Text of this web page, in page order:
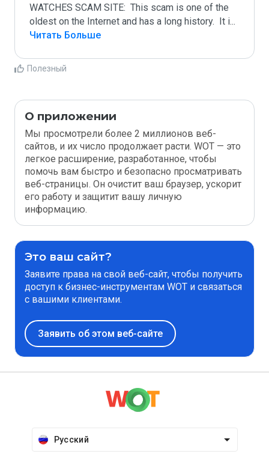
WATCHES SCAM SITE:  This scam is one of the
oldest on the Internet and has a long history.  It i...
Читать Больше
Полезный
О приложении
Мы просмотрели более 2 миллионов веб-
сайтов, и их число продолжает расти. WOT — это
легкое расширение, разработанное, чтобы
помочь вам быстро и безопасно просматривать
веб-страницы. Он очистит ваш браузер, ускорит
его работу и защитит вашу личную
информацию.
Это ваш сайт?
Заявите права на свой веб-сайт, чтобы получить
доступ к бизнес-инструментам WOT и связаться
с вашими клиентами.
Заявить об этом веб-сайте
Русский